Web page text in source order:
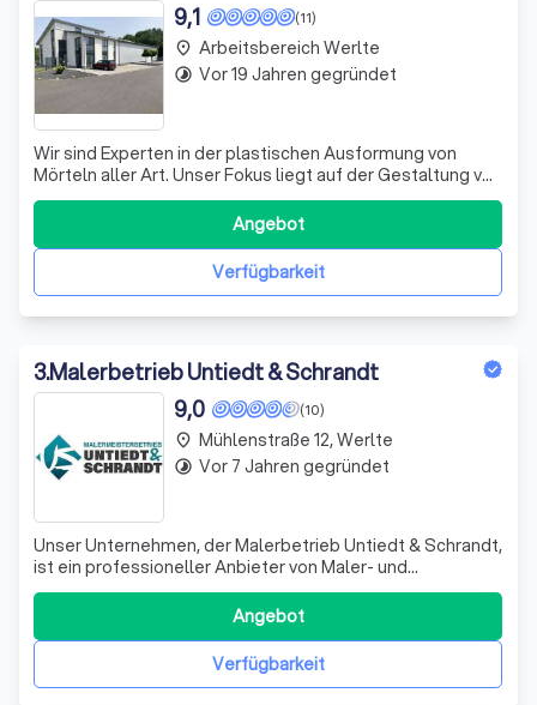
(11)
9,1
Wir sind Experten in der plastischen Ausformung von
Mörteln aller Art. Unser Fokus liegt auf der Gestaltung von
Innenräumen, Fassaden, verputzten Wänden, Gewölben
und Decken. Mit unserer Arbeit verleihen wir jedem Raum,
ob privat oder geschäftlich, ein ganz eigenes Flair. Unser
Verfügbarkeit
Angebot
place Arbeitsbereich Werlte
timelapse Vor 19 Jahren gegründet
3.Malerbetrieb Untiedt & Schrandt
(10)
9,0
Unser Unternehmen, der Malerbetrieb Untiedt & Schrandt,
ist ein professioneller Anbieter von Maler- und
Renovierungsdienstleistungen. Wir legen großen Wert auf
den Schutz Ihrer persönlichen Daten und halten uns strikt
an die Regeln der Datenschutzgesetze. Die Verarbeitung
personenbezogener Daten erf
Verfügbarkeit
Angebot
place Mühlenstraße 12, Werlte
timelapse Vor 7 Jahren gegründet